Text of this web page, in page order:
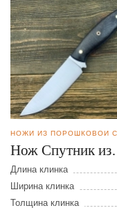
Нож Спутник из
порошковой
Elmax
Длина клинка
Ширина клинка
Толщина клинка